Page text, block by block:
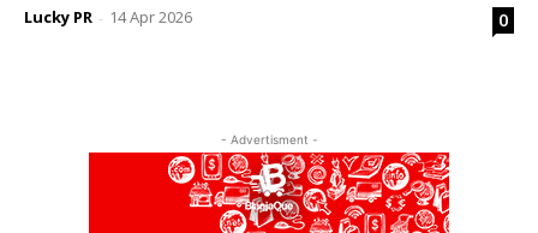
Lucky PR - 14 Apr 2026 0
- Advertisment -